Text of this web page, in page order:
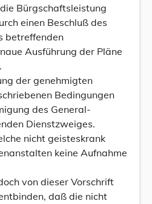
Bürgschaftsleistung
einen Beschluß des
betreffenden
Ausführung der Pläne
der genehmigten
Bedingungen
des General-
Dienstzweiges.
nicht geisteskrank
keine Aufnahme
von dieser Vorschrift
daß die nicht